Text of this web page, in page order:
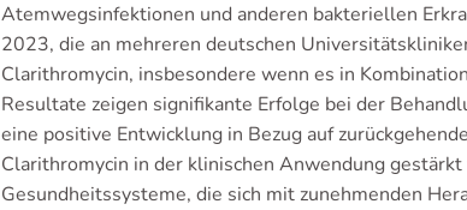
Atemwegsinfektionen und anderen bakteriellen
2023, die an mehreren deutschen
Clarithromycin, insbesondere wenn es in
Resultate zeigen signifikante Erfolge bei der
eine positive Entwicklung in Bezug auf
Clarithromycin in der klinischen Anwendung
Gesundheitssysteme, die sich mit zunehmenden